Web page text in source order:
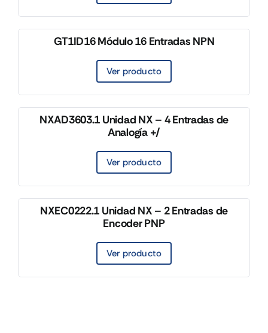
GT1ID16 Módulo 16 Entradas NPN
Ver producto
NXAD3603.1 Unidad NX – 4 Entradas de
Analogía +/
Ver producto
NXEC0222.1 Unidad NX – 2 Entradas de
Encoder PNP
Ver producto